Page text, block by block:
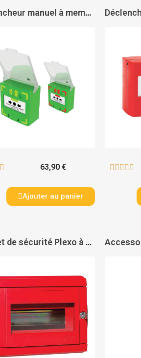
Déclencheur manuel à membrane déformable avec Leds et buzzer - IZYX SYSTEMS
 63,90 €
Ajouter au panier
    
Coffret de sécurité Plexo à équiper - LEGRAND